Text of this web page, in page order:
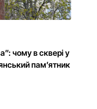
чому в сквері у
пам’ятник